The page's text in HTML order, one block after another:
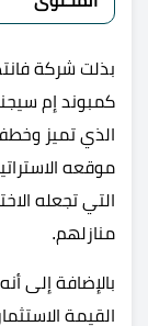
بذلت شركة
كمبوند إم
الذي تميز
موقعه
التي تجعله
منازلهم.
بالإضافة إلى
القيمة